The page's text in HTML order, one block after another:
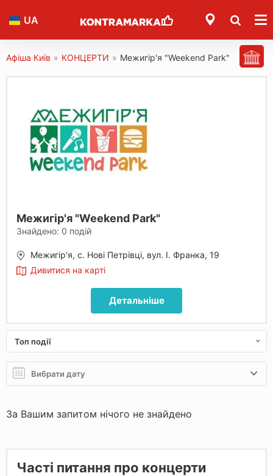
UA
Афіша Київ » КОНЦЕРТИ » Межигір'я "Weekend Park"
Межигір'я "Weekend Park"
Знайдено: 0 подій
Межигір'я, с. Нові Петрівці, вул. І. Франка, 19
Дивитися на карті
Детальніше
Топ події
За Вашим запитом нічого не знайдено
Часті питання про концерти